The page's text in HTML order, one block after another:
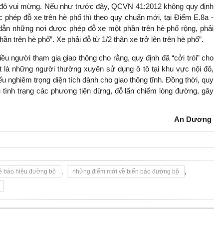
vui mừng. Nếu như trước đây, QCVN 41:2012 không quy định
đỗ xe trên hè phố thì theo quy chuẩn mới, tại Điểm E.8a -
những nơi được phép đỗ xe một phần trên hè phố rộng, phải
trên hè phố”. Xe phải đỗ từ 1/2 thân xe trở lên trên hè phố”.
người tham gia giao thông cho rằng, quy định đã “cởi trói” cho
là những người thường xuyên sử dụng ô tô tại khu vực nội đô,
nghiêm trọng diện tích dành cho giao thông tĩnh. Đồng thời, quy
tình trạng các phương tiện dừng, đỗ lấn chiếm lòng đường, gây
An Dương
báo hiệu đường bộ những điểm mới về biển báo đường bộ